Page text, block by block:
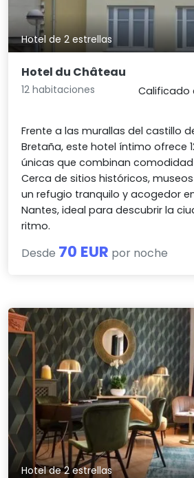
Hotel de 2 estrellas
Hotel du Château
12 habitaciones
Calificado
Frente a las murallas del castillo
Bretaña, este hotel íntimo ofrece
únicas que combinan
Cerca de sitios históricos,
un refugio tranquilo y acogedor
Nantes, ideal para descubrir la
ritmo.
Desde 70 EUR por noche
Hotel de 2 estrellas